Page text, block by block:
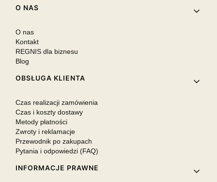
Linki w stopce
O NAS
O nas
Kontakt
REGNIS dla biznesu
Blog
OBSŁUGA KLIENTA
Czas realizacji zamówienia
Czas i koszty dostawy
Metody płatności
Zwroty i reklamacje
Przewodnik po zakupach
Pytania i odpowiedzi (FAQ)
INFORMACJE PRAWNE